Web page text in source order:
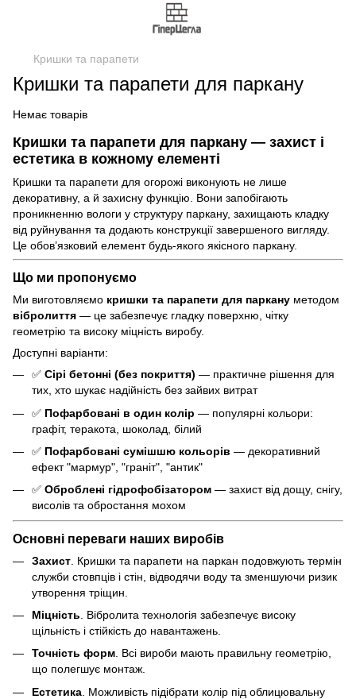
Кришки та парапети
Кришки та парапети для паркану
Немає товарів
Кришки та парапети для паркану — захист і
естетика в кожному елементі
Кришки та парапети для огорожі виконують не лише
декоративну, а й захисну функцію. Вони запобігають
проникненню вологи у структуру паркану, захищають кладку
від руйнування та додають конструкції завершеного вигляду.
Це обов’язковий елемент будь-якого якісного паркану.
Що ми пропонуємо
Ми виготовляємо кришки та парапети для паркану методом
вібролиття — це забезпечує гладку поверхню, чітку
геометрію та високу міцність виробу.
Доступні варіанти:
✅ Сірі бетонні (без покриття) — практичне рішення для
тих, хто шукає надійність без зайвих витрат
✅ Пофарбовані в один колір — популярні кольори:
графіт, теракота, шоколад, білий
✅ Пофарбовані сумішшю кольорів — декоративний
ефект "мармур", "граніт", "антик"
✅ Оброблені гідрофобізатором — захист від дощу, снігу,
висолів та обростання мохом
Основні переваги наших виробів
Захист . Кришки та парапети на паркан подовжують термін
служби стовпців і стін, відводячи воду та зменшуючи ризик
утворення тріщин.
Міцність . Вібролита технологія забезпечує високу
щільність і стійкість до навантажень.
Точність форм. Всі вироби мають правильну геометрію,
що полегшує монтаж.
Естетика . Можливість підібрати колір під облицювальну